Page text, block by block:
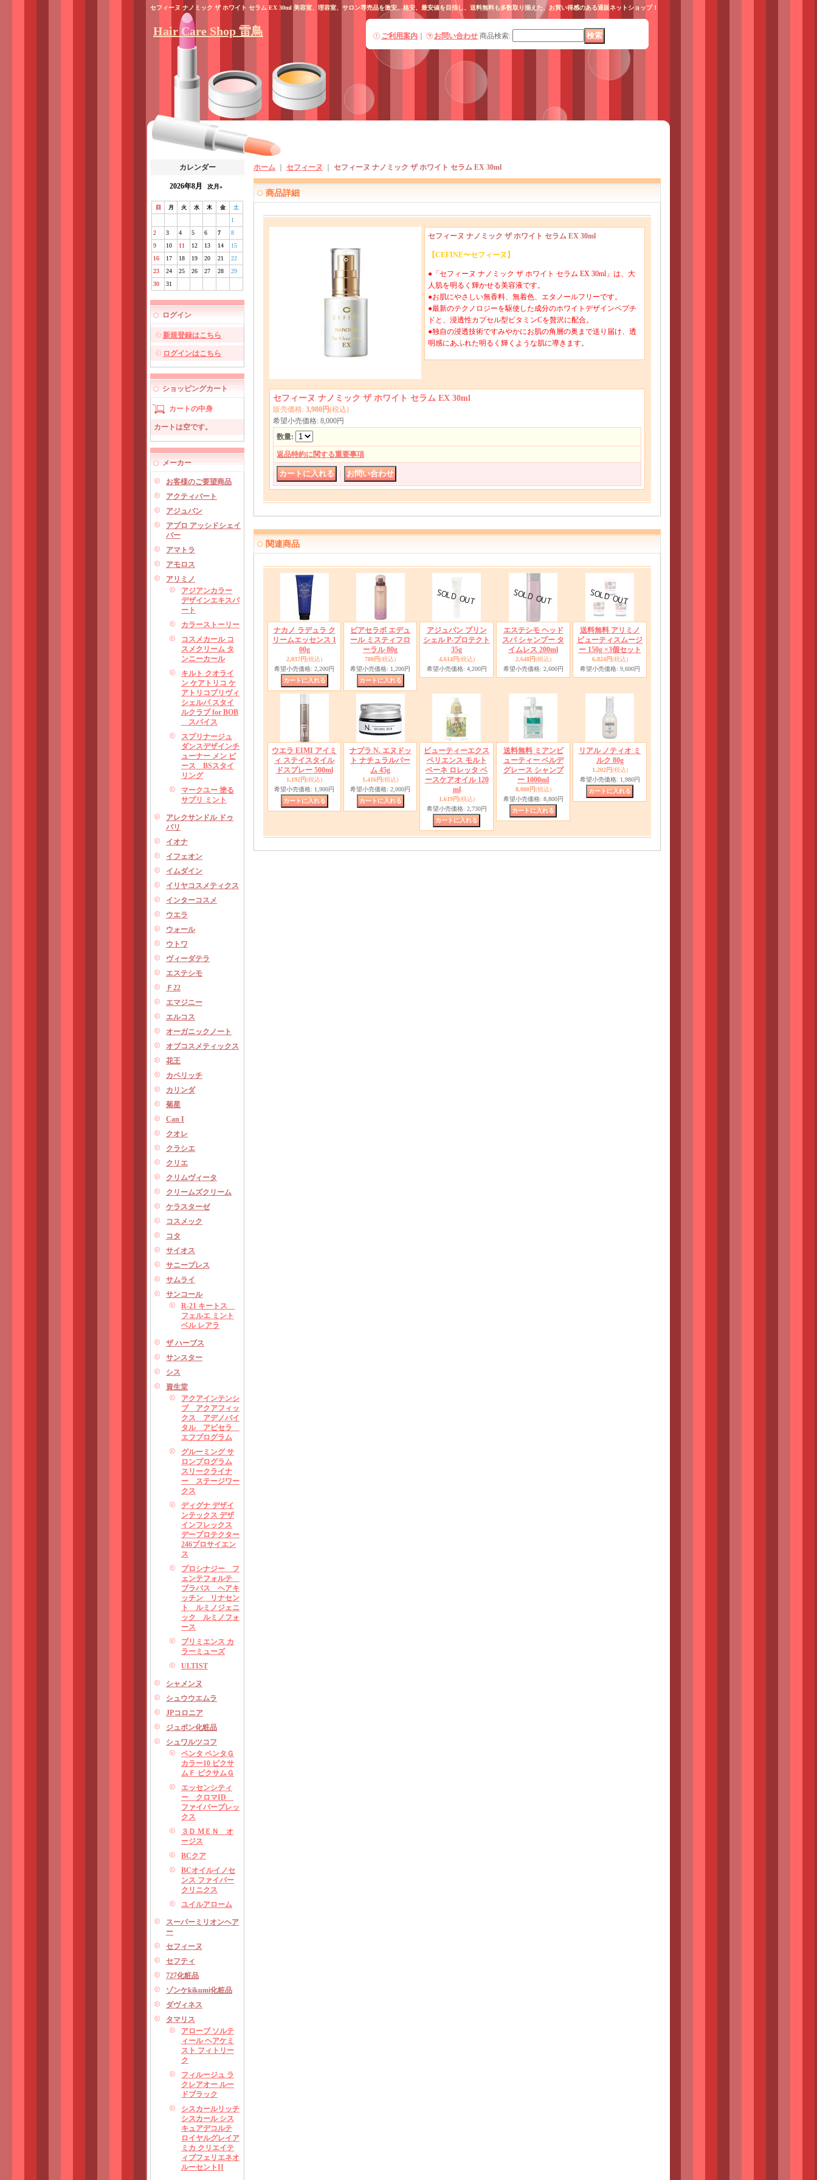
セフィーヌ ナノミック ザ ホワイト セラム EX 30ml 美容室、理容室、サロン専売品を激安、格安、最安値を目指し、送料無料も多数取り揃えた、お買い得感のある通販ネットショップ！
Hair Care Shop 雷鳥 ご利用案内 お問い合わせ 商品検索:
カレンダー
2026年8月 次月»
日 月 火 水 木 金 土
1
2
3 4 5 6 7
8
9
10 11 12 13 14
15
16
17 18 19 20 21
22
23
24 25 26 27 28
29
30
31
ログイン
新規登録はこちら
ログインはこちら
ショッピングカート
カートの中身
カートは空です。
メーカー
お客様のご要望商品
アクティバート
アジュバン
アプロ アッシドシェイ
パー
アマトラ
アモロス
アリミノ
アジアンカラー
デザインエキスパ
ート
カラーストーリー
コスメカール コ
スメクリーム タ
ンニーカール
キルト クオライ
ン ケアトリコ ケ
アトリコプリヴィ
シェルパ スタイ
ルクラブ for BOB
スパイス
スプリナージュ
ダンスデザインチ
ューナー メン ピ
ース BSスタイ
リング
マークユー 塗る
サプリ ミント
アレクサンドル ドゥ
パリ
イオナ
イフェオン
イムダイン
イリヤコスメティクス
インターコスメ
ウエラ
ウォール
ウトワ
ヴィーダテラ
エステシモ
Ｆ22
エマジニー
エルコス
オーガニックノート
オブコスメティックス
花王
カペリッチ
カリンダ
菊星
Can I
クオレ
クラシエ
クリエ
クリムヴィータ
クリームズクリーム
ケラスターゼ
コスメック
コタ
サイオス
サニープレス
サムライ
サンコール
R-21 キートス
フェルエ ミント
ベル レアラ
ザ ハーブス
サンスター
シス
資生堂
アクアインテンシ
ブ アクアフィッ
クス アデノバイ
タル アピセラ
エフプログラム
グルーミング サ
ロンプログラム
スリークライナ
ー ステージワー
クス
ディグナ デザイ
ンテックス デザ
インフレックス
デープロテクター
246プロサイエン
ス
プロシナジー フ
ェンテフォルテ
ブラバス ヘアキ
ッチン リナセン
ト ルミノジェニ
ック ルミノフォ
ース
プリミエンス カ
ラーミューズ
ULTIST
シャメンヌ
シュウウエムラ
JPコロニア
ジュポン化粧品
シュワルツコフ
ペンタ ペンタＧ
カラー10 ピクサ
ムＦ ピクサムＧ
エッセンシティ
ー クロマID
ファイバープレッ
クス
３Ｄ MＥＮ オ
ージス
BCクア
BCオイルイノセ
ンス ファイバー
クリニクス
ユイルアローム
スーパーミリオンヘア
ー
セフィーヌ
セフティ
727化粧品
ゾンケkikumi化粧品
ダヴィネス
タマリス
アローブ ソルテ
ィール ヘアケミ
スト フィトリー
ク
フィルージュ ラ
クレアオー ルー
ドブラック
シスカールリッチ
シスカール シス
キュアデコルテ
ロイヤルグレイア
ミカ クリエイテ
ィブフェリエネオ
ルーセントII
ホーム セフィーヌ セフィーヌ ナノミック ザ ホワイト セラム EX 30ml
商品詳細
セフィーヌ ナノミック ザ ホワイト セラム EX 30ml
【CEFINE〜セフィーヌ】
●「セフィーヌ ナノミック ザ ホワイト セラム EX 30ml」は、大
人肌を明るく輝かせる美容液です。
●お肌にやさしい無香料、無着色、エタノールフリーです。
●最新のテクノロジーを駆使した成分のホワイトデザインペプチ
ドと、浸透性カプセル型ビタミンCを贅沢に配合。
●独自の浸透技術ですみやかにお肌の角層の奥まで送り届け、透
明感にあふれた明るく輝くような肌に導きます。
セフィーヌ ナノミック ザ ホワイト セラム EX 30ml
販売価格: 3,980円(税込)
希望小売価格: 8,000円
数量:
返品特約に関する重要事項
関連商品
ナカノ ラデュラ ク
リームエッセンス 1
00g
2,037円(税込)
希望小売価格: 2,200円
ピアセラボ エデュ
ール ミスティフロ
ーラル 80g
780円(税込)
希望小売価格: 1,200円
アジュバン プリン
シェル P-プロテクト
35g
4,614円(税込)
希望小売価格: 4,200円
エステシモ ヘッド
スパ シャンプー タ
イムレス 200ml
2,648円(税込)
希望小売価格: 2,600円
送料無料 アリミノ
ビューティスムージ
ー 150g ×3個セット
6,824円(税込)
希望小売価格: 9,600円
ウエラ EIMI アイミ
ィ ステイスタイル
ドスプレー 500ml
1,192円(税込)
希望小売価格: 1,900円
ナプラ N. エヌドッ
ト ナチュラルバー
ム 45g
1,416円(税込)
希望小売価格: 2,000円
ビューティーエクス
ペリエンス モルト
ベーネ ロレッタ ベ
ースケアオイル 120
ml
1,619円(税込)
希望小売価格: 2,730円
送料無料 ミアンビ
ューティー ベルデ
グレース シャンプ
ー 1000ml
8,000円(税込)
希望小売価格: 8,800円
リアル ノティオ ミ
ルク 80g
1,202円(税込)
希望小売価格: 1,980円